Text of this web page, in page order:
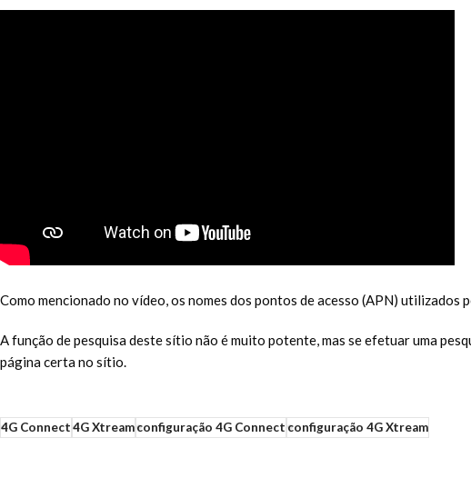
Como mencionado no vídeo, os nomes dos pontos de acesso (APN)
A função de pesquisa deste sítio não é muito potente, mas se efetuar uma
página certa no sítio.
4G Connect4G Xtreamconfiguração 4G Connectconfiguração 4G Xtream